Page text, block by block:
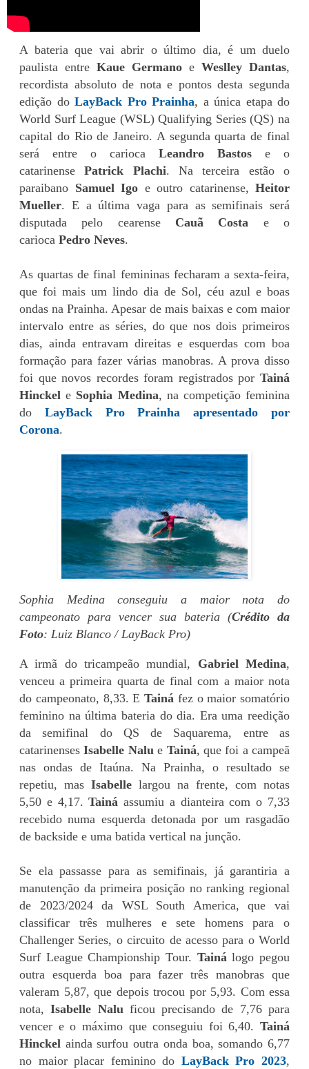
A bateria que vai abrir o último dia, é um duelo
paulista entre Kaue Germano e Weslley Dantas,
recordista absoluto de nota e pontos desta segunda
edição do LayBack Pro Prainha, a única etapa do
World Surf League (WSL) Qualifying Series (QS) na
capital do Rio de Janeiro. A segunda quarta de final
será entre o carioca Leandro Bastos e o
catarinensePatrick Plachi. Na terceira estão o
paraibano Samuel Igo e outro catarinense, Heitor
Mueller. E a última vaga para as semifinais será
disputada pelo cearense Cauã Costa e o
carioca Pedro Neves.
As quartas de final femininas fecharam a sexta-feira,
que foi mais um lindo dia de Sol, céu azul e boas
ondas na Prainha. Apesar de mais baixas e com maior
intervalo entre as séries, do que nos dois primeiros
dias, ainda entravam direitas e esquerdas com boa
formação para fazer várias manobras. A prova disso
foi que novos recordes foram registrados por Tainá
Hinckel e Sophia Medina, na competição feminina
do LayBack Pro Prainha apresentado por
Corona.
Sophia Medina conseguiu a maior nota do
campeonato para vencer sua bateria (Crédito da
Foto: Luiz Blanco / LayBack Pro)
A irmã do tricampeão mundial, Gabriel Medina,
venceu a primeira quarta de final com a maior nota
do campeonato, 8,33. E Tainá fez o maior somatório
feminino na última bateria do dia. Era uma reedição
da semifinal do QS de Saquarema, entre as
catarinensesIsabelle Nalue Tainá, que foi a campeã
nas ondas de Itaúna. Na Prainha, o resultado se
repetiu, mas Isabelle largou na frente, com notas
5,50 e 4,17.Taináassumiu a dianteira com o 7,33
recebido numa esquerda detonada por um rasgadão
de backside e uma batida vertical na junção.
Se ela passasse para as semifinais, já garantiria a
manutenção da primeira posição no ranking regional
de 2023/2024 da WSL South America, que vai
classificar três mulheres e sete homens para o
Challenger Series, o circuito de acesso para o World
Surf League Championship Tour. Tainálogo pegou
outra esquerda boa para fazer três manobras que
valeram 5,87, que depois trocou por 5,93. Com essa
nota,Isabelle Naluficou precisando de 7,76 para
vencer e o máximo que conseguiu foi 6,40. Tainá
Hinckel ainda surfou outra onda boa, somando 6,77
no maior placar feminino do LayBack Pro 2023,